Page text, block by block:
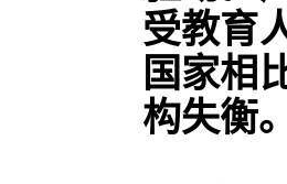
受教育
国家相
构失衡